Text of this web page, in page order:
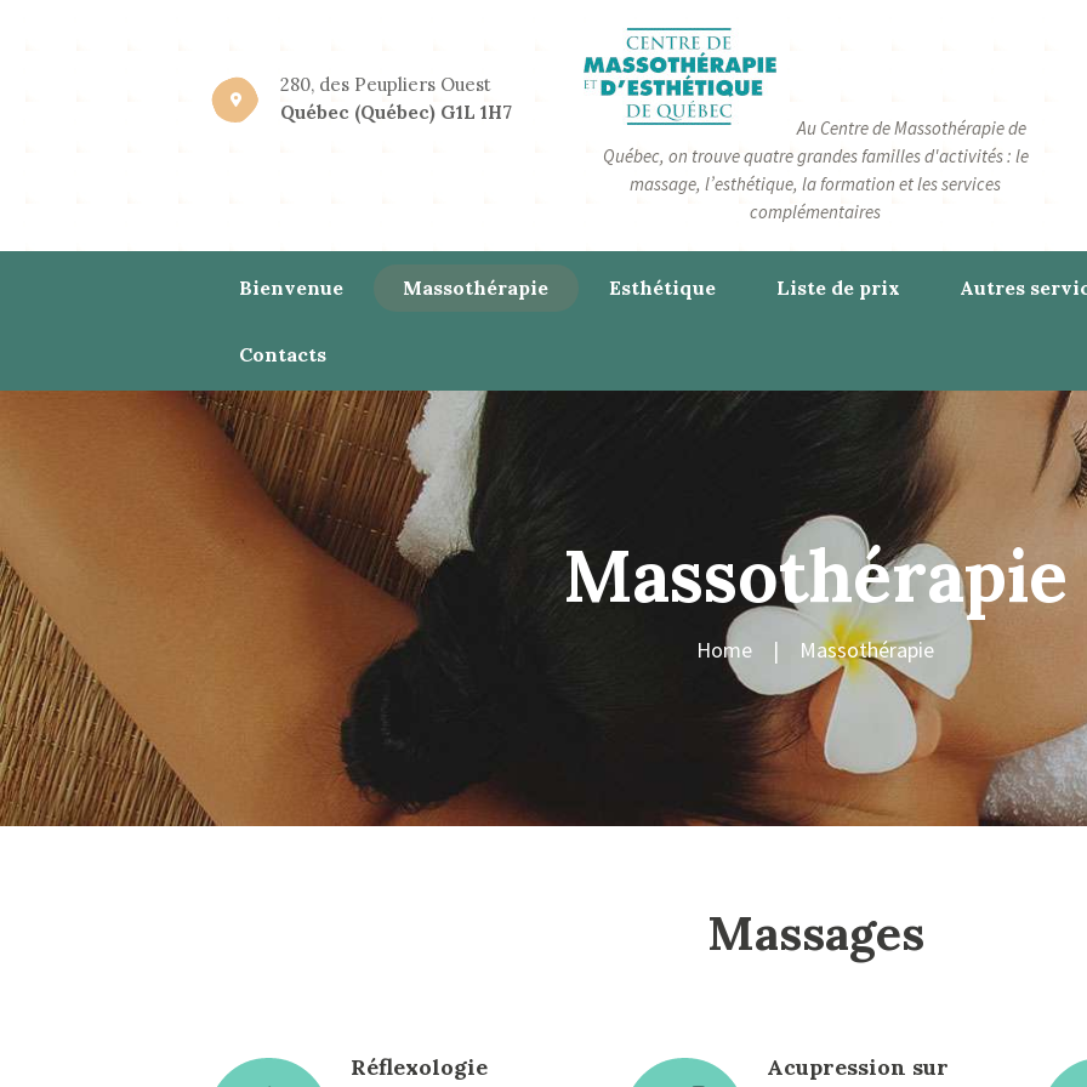
280, des Peupliers Ouest
Québec (Québec) G1L 1H7
Au Centre de Massothérapie de
Québec, on trouve quatre grandes familles d'activités : le
massage, l’esthétique, la formation et les services
complémentaires
Bienvenue Massothérapie Esthétique Liste de prix Autres
Contacts
Massothérapie
Home Massothérapie
Massages
Réflexologie
Acupression sur